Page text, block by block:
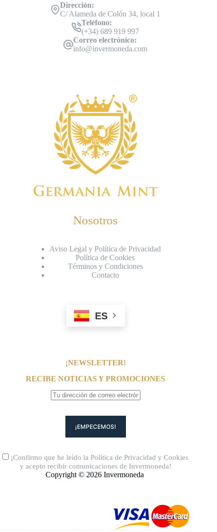
Dirección:
C/ Alameda de Colón 34, local 1
Teléfono:
(+34) 689 919 997
Correo electrónico:
info@invermoneda.com
Nosotros
Aviso Legal y Política de Privacidad
Política de Cookies
Términos y Condiciones
Contacto
ES
¡NEWSLETTER!
RECIBE NOTICIAS Y PROMOCIONES
¡Confirmo que he leído laPolítica de Privacidad yCookies
y acepto recibir comunicaciones de Invermoneda!
Copyright © 2026 Invermoneda